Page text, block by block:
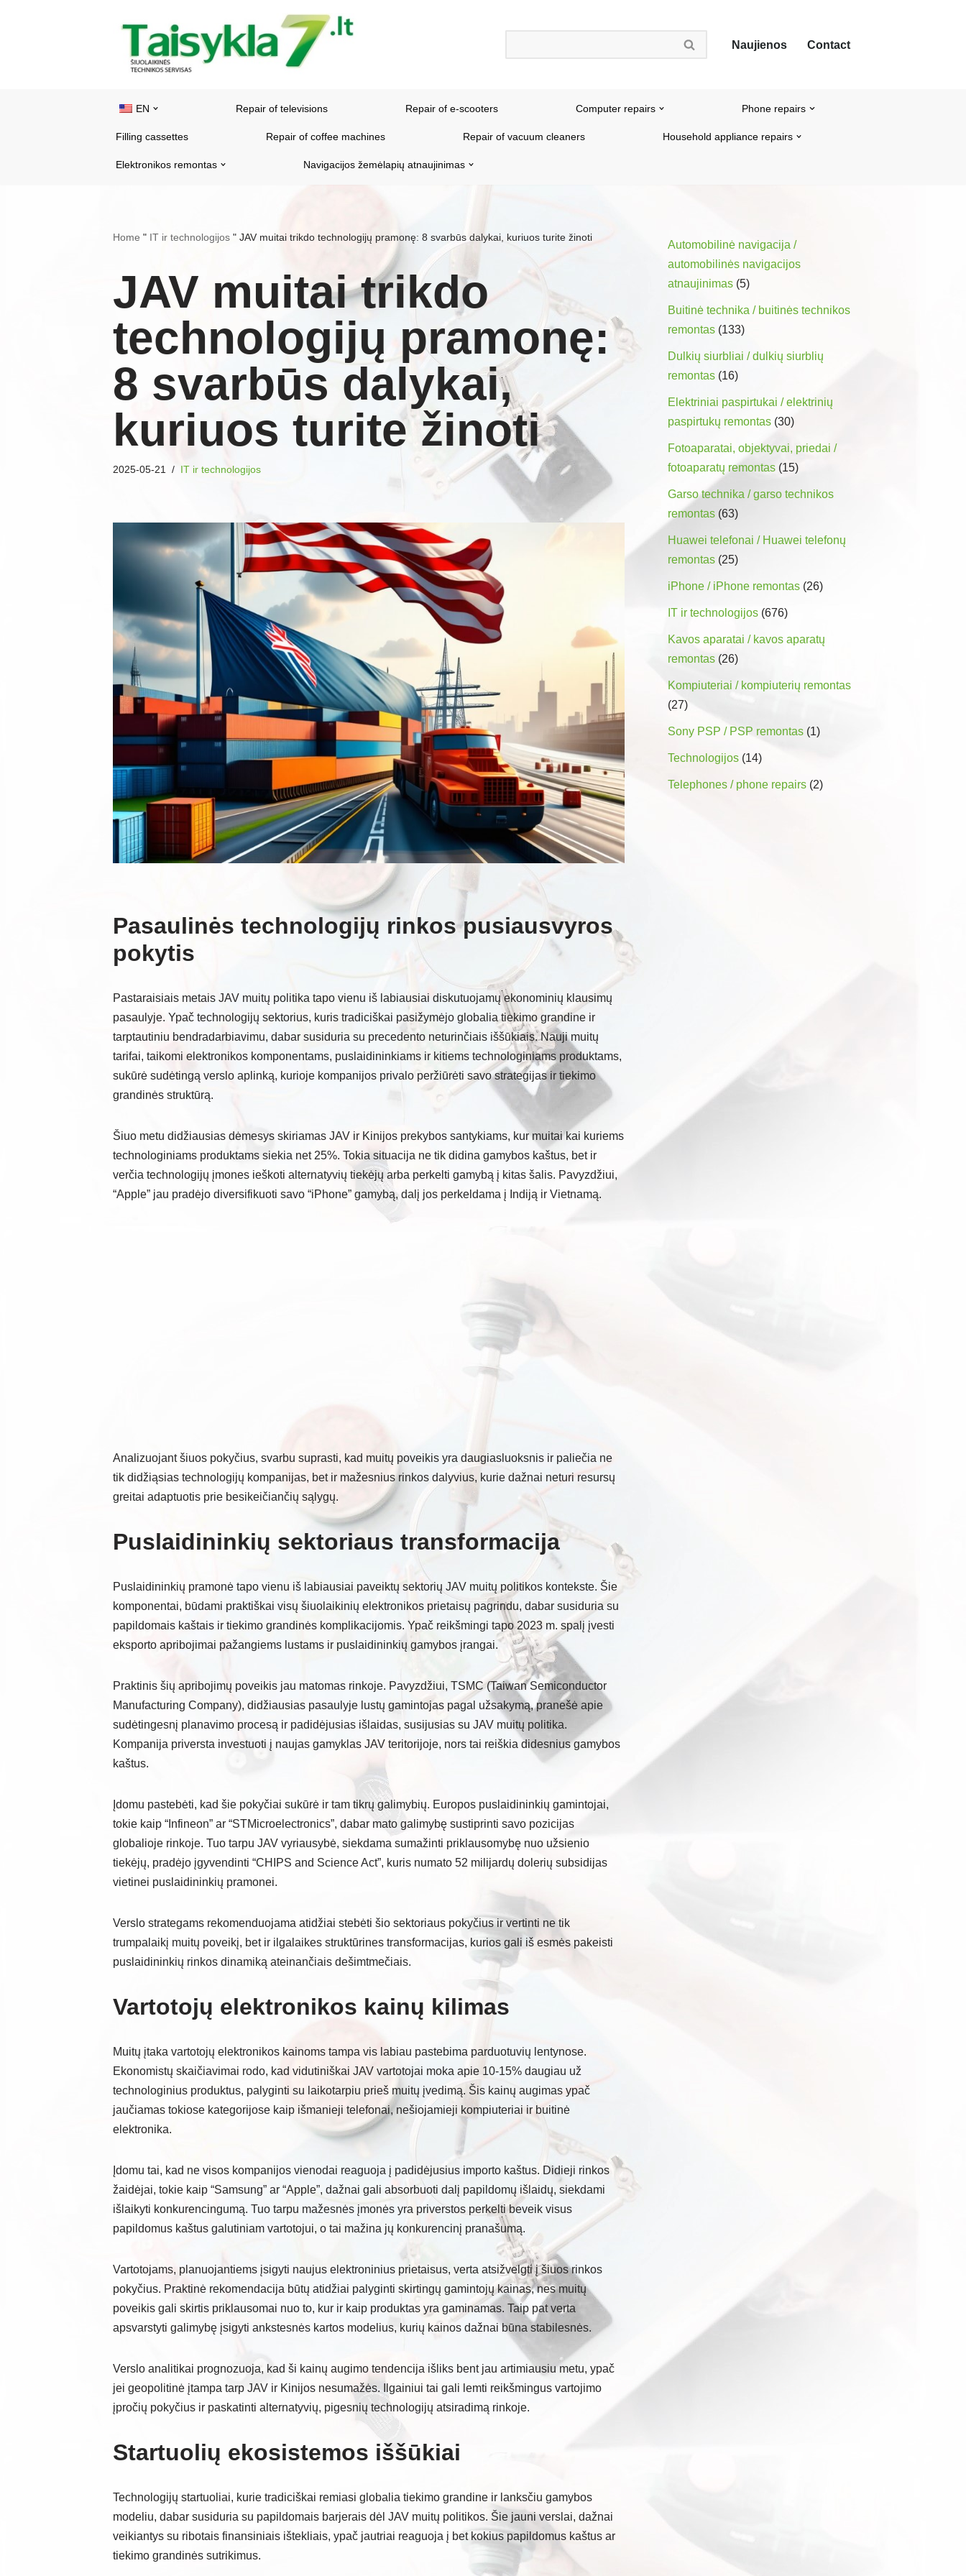
Naujienos Contact
EN Repair of televisions Repair of e-scooters Computer repairs Phone repairs
Filling cassettes Repair of coffee machines Repair of vacuum cleaners Household appliance repairs
Elektronikos remontas Navigacijos žemėlapių atnaujinimas
Home " IT ir technologijos " JAV muitai trikdo technologijų pramonę: 8 svarbūs dalykai, kuriuos turite žinoti
JAV muitai trikdo
technologijų pramonę:
8 svarbūs dalykai,
kuriuos turite žinoti
2025-05-21 IT ir technologijos
Pasaulinės technologijų rinkos pusiausvyros
pokytis
Pastaraisiais metais JAV muitų politika tapo vienu iš labiausiai diskutuojamų ekonominių klausimų
pasaulyje. Ypač technologijų sektorius, kuris tradiciškai pasižymėjo globalia tiekimo grandine ir
tarptautiniu bendradarbiavimu, dabar susiduria su precedento neturinčiais iššūkiais. Nauji muitų
tarifai, taikomi elektronikos komponentams, puslaidininkiams ir kitiems technologiniams produktams,
sukūrė sudėtingą verslo aplinką, kurioje kompanijos privalo peržiūrėti savo strategijas ir tiekimo
grandinės struktūrą.
Šiuo metu didžiausias dėmesys skiriamas JAV ir Kinijos prekybos santykiams, kur muitai kai kuriems
technologiniams produktams siekia net 25%. Tokia situacija ne tik didina gamybos kaštus, bet ir
verčia technologijų įmones ieškoti alternatyvių tiekėjų arba perkelti gamybą į kitas šalis. Pavyzdžiui,
“Apple” jau pradėjo diversifikuoti savo “iPhone” gamybą, dalį jos perkeldama į Indiją ir Vietnamą.
Analizuojant šiuos pokyčius, svarbu suprasti, kad muitų poveikis yra daugiasluoksnis ir paliečia ne
tik didžiąsias technologijų kompanijas, bet ir mažesnius rinkos dalyvius, kurie dažnai neturi resursų
greitai adaptuotis prie besikeičiančių sąlygų.
Puslaidininkių sektoriaus transformacija
Puslaidininkių pramonė tapo vienu iš labiausiai paveiktų sektorių JAV muitų politikos kontekste. Šie
komponentai, būdami praktiškai visų šiuolaikinių elektronikos prietaisų pagrindu, dabar susiduria su
papildomais kaštais ir tiekimo grandinės komplikacijomis. Ypač reikšmingi tapo 2023 m. spalį įvesti
eksporto apribojimai pažangiems lustams ir puslaidininkių gamybos įrangai.
Praktinis šių apribojimų poveikis jau matomas rinkoje. Pavyzdžiui, TSMC (Taiwan Semiconductor
Manufacturing Company), didžiausias pasaulyje lustų gamintojas pagal užsakymą, pranešė apie
sudėtingesnį planavimo procesą ir padidėjusias išlaidas, susijusias su JAV muitų politika.
Kompanija priversta investuoti į naujas gamyklas JAV teritorijoje, nors tai reiškia didesnius gamybos
kaštus.
Įdomu pastebėti, kad šie pokyčiai sukūrė ir tam tikrų galimybių. Europos puslaidininkių gamintojai,
tokie kaip “Infineon” ar “STMicroelectronics”, dabar mato galimybę sustiprinti savo pozicijas
globalioje rinkoje. Tuo tarpu JAV vyriausybė, siekdama sumažinti priklausomybę nuo užsienio
tiekėjų, pradėjo įgyvendinti “CHIPS and Science Act”, kuris numato 52 milijardų dolerių subsidijas
vietinei puslaidininkių pramonei.
Verslo strategams rekomenduojama atidžiai stebėti šio sektoriaus pokyčius ir vertinti ne tik
trumpalaikį muitų poveikį, bet ir ilgalaikes struktūrines transformacijas, kurios gali iš esmės pakeisti
puslaidininkių rinkos dinamiką ateinančiais dešimtmečiais.
Vartotojų elektronikos kainų kilimas
Muitų įtaka vartotojų elektronikos kainoms tampa vis labiau pastebima parduotuvių lentynose.
Ekonomistų skaičiavimai rodo, kad vidutiniškai JAV vartotojai moka apie 10-15% daugiau už
technologinius produktus, palyginti su laikotarpiu prieš muitų įvedimą. Šis kainų augimas ypač
jaučiamas tokiose kategorijose kaip išmanieji telefonai, nešiojamieji kompiuteriai ir buitinė
elektronika.
Įdomu tai, kad ne visos kompanijos vienodai reaguoja į padidėjusius importo kaštus. Didieji rinkos
žaidėjai, tokie kaip “Samsung” ar “Apple”, dažnai gali absorbuoti dalį papildomų išlaidų, siekdami
išlaikyti konkurencingumą. Tuo tarpu mažesnės įmonės yra priverstos perkelti beveik visus
papildomus kaštus galutiniam vartotojui, o tai mažina jų konkurencinį pranašumą.
Vartotojams, planuojantiems įsigyti naujus elektroninius prietaisus, verta atsižvelgti į šiuos rinkos
pokyčius. Praktinė rekomendacija būtų atidžiai palyginti skirtingų gamintojų kainas, nes muitų
poveikis gali skirtis priklausomai nuo to, kur ir kaip produktas yra gaminamas. Taip pat verta
apsvarstyti galimybę įsigyti ankstesnės kartos modelius, kurių kainos dažnai būna stabilesnės.
Verslo analitikai prognozuoja, kad ši kainų augimo tendencija išliks bent jau artimiausiu metu, ypač
jei geopolitinė įtampa tarp JAV ir Kinijos nesumažės. Ilgainiui tai gali lemti reikšmingus vartojimo
įpročių pokyčius ir paskatinti alternatyvių, pigesnių technologijų atsiradimą rinkoje.
Startuolių ekosistemos iššūkiai
Technologijų startuoliai, kurie tradiciškai remiasi globalia tiekimo grandine ir lanksčiu gamybos
modeliu, dabar susiduria su papildomais barjerais dėl JAV muitų politikos. Šie jauni verslai, dažnai
veikiantys su ribotais finansiniais ištekliais, ypač jautriai reaguoja į bet kokius papildomus kaštus ar
tiekimo grandinės sutrikimus.
Automobilinė navigacija /
automobilinės navigacijos
atnaujinimas (5)
Buitinė technika / buitinės technikos
remontas (133)
Dulkių siurbliai / dulkių siurblių
remontas (16)
Elektriniai paspirtukai / elektrinių
paspirtukų remontas (30)
Fotoaparatai, objektyvai, priedai /
fotoaparatų remontas (15)
Garso technika / garso technikos
remontas (63)
Huawei telefonai / Huawei telefonų
remontas (25)
iPhone / iPhone remontas (26)
IT ir technologijos (676)
Kavos aparatai / kavos aparatų
remontas (26)
Kompiuteriai / kompiuterių remontas
(27)
Sony PSP / PSP remontas (1)
Technologijos (14)
Telephones / phone repairs (2)